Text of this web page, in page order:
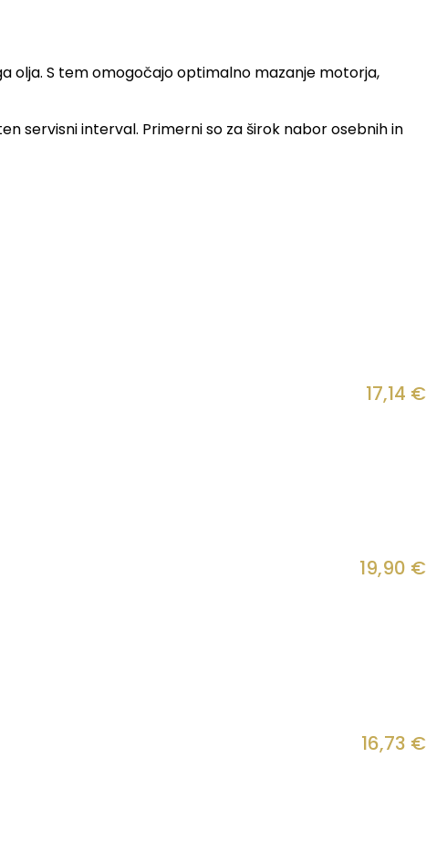
olja. S tem omogočajo optimalno mazanje motorja,
servisni interval. Primerni so za širok nabor osebnih in
17,14 €
19,90 €
16,73 €